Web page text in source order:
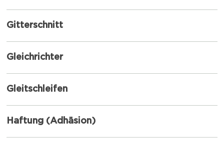
Gitterschnitt
Gleichrichter
Gleitschleifen
Haftung (Adhäsion)